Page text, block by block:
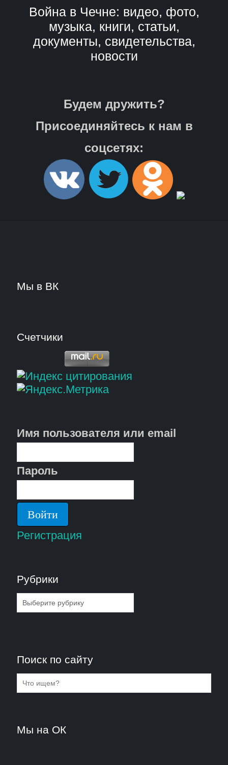
Война в Чечне: видео, фото,
музыка, книги, статьи,
документы, свидетельства,
новости
Будем дружить?
Присоединяйтесь к нам в
соцсетях:
Мы в ВК
Счетчики
Имя пользователя или email
Пароль
Регистрация
Рубрики
Рубрики
Поиск по сайту
Мы на ОК